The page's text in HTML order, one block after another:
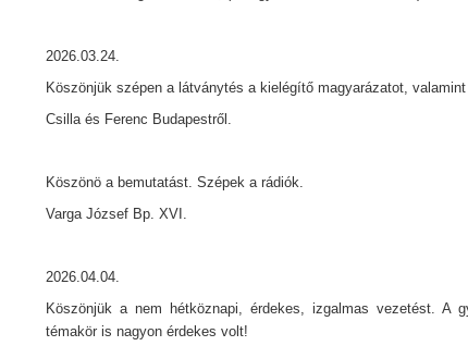
2026.03.24.
Köszönjük szépen a látványtés a kielégítő magyarázatot,
Csilla és Ferenc Budapestről.
Köszönö a bemutatást. Szépek a rádiók.
Varga József Bp. XVI.
2026.04.04.
Köszönjük a nem hétköznapi, érdekes, izgalmas vezetést. A
témakör is nagyon érdekes volt!